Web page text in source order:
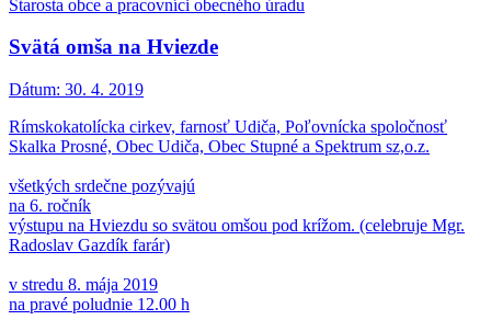
Starosta obce a pracovníci obecného úradu
Svätá omša na Hviezde
Dátum: 30. 4. 2019
Rímskokatolícka cirkev, farnosť Udiča, Poľovnícka spoločnosť
Skalka Prosné, Obec Udiča, Obec Stupné a Spektrum sz,o.z.
všetkých srdečne pozývajú
na 6. ročník
výstupu na Hviezdu so svätou omšou pod krížom. (celebruje Mgr.
Radoslav Gazdík farár)
v stredu 8. mája 2019
na pravé poludnie 12.00 h